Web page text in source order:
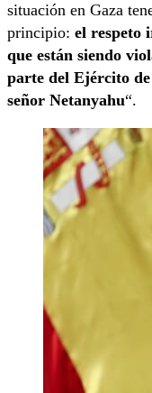
situación en Gaza
principio: el respeto
que están siendo
parte del Ejército
señor Netanyahu“.